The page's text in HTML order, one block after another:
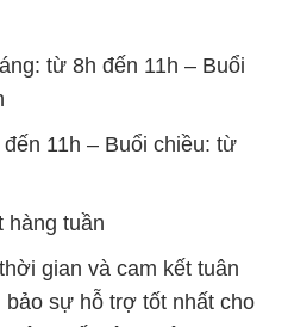
từ 8h đến 11h – Buổi
11h – Buổi chiều: từ
hàng tuần
gian và cam kết tuân
sự hỗ trợ tốt nhất cho